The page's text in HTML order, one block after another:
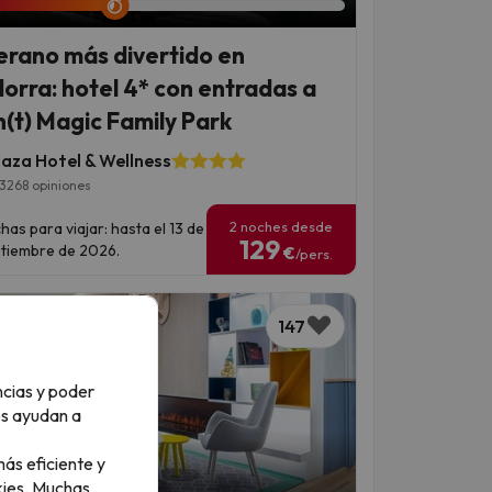
más divertido en
hotel 4* con entradas a
Magic Family Park
Hotel & Wellness
3268 opiniones
para viajar: hasta el 13 de
de 2026.
2 noches desde
129€/pers.
147
3 días 22 horas
y poder
ayudan a
eficiente y
Muchas